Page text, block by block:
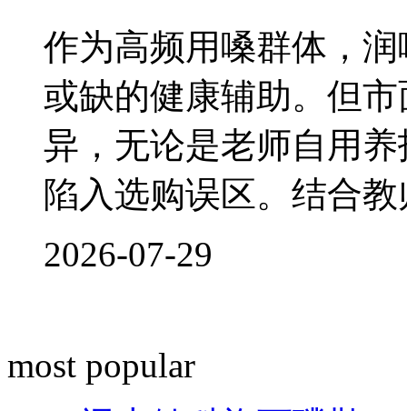
作为高频用嗓群体，
或缺的健康辅助。但
异，无论是老师自用
陷入选购误区。结合
2026-07-29
most popular